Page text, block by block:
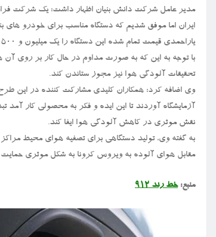
مدیر عامل شرکت دانش بنیان اظهار داشت: یک شرکت
ایران اما موفق شدیم که دستگاه مناسب برای خودرو های
با توجه به این که به صورت مداوم در حال کار بر روی
تحقیقات آلودگی هوا نیز مجوز ستاندن کند.
وی اضافه کرد: همکاران کلیدی مشارکت کننده در این
آزمایشگاه آوردند تا این ایده و فکر به محصولی کار
نقش موثری در کاهش آلودگی هوا ایفا کند.
به گفته وی، تولید دستگاهی برای تصفیه هوای محیط
مقابل هوای آلوده به ویروس کرونا به شکل موثری حمایت
منبع:خط رند ۹۱۲